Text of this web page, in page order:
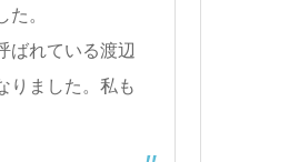
。
ばれている渡辺
りました。私も